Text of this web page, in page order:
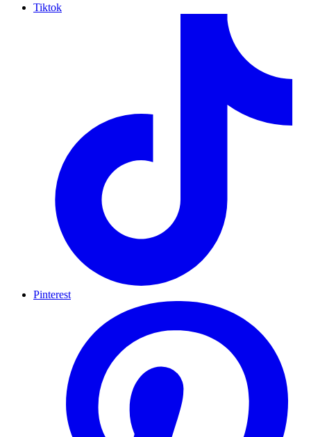
Tiktok
Pinterest